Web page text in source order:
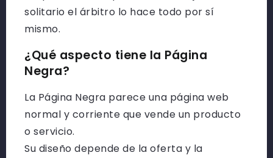
solitario el árbitro lo hace todo por sí
mismo.
¿Qué aspecto tiene la Página
Negra?
La Página Negra parece una página web
normal y corriente que vende un producto
o servicio.
Su diseño depende de la oferta y la